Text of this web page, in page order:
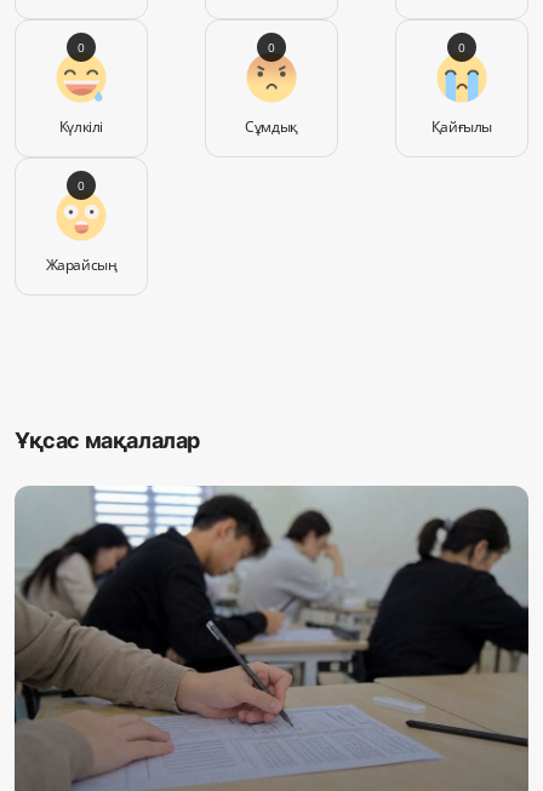
Күлкілі
0
Сұмдық
0
Қайғылы
0
Жарайсың
0
Ұқсас мақалалар